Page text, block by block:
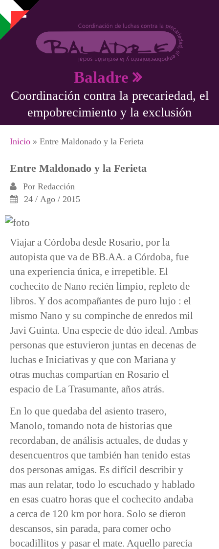
Pasar al contenido principal
Baladre
Coordinación contra la precariedad, el
empobrecimiento y la exclusión
Se encuentra usted aquí
Inicio » Entre Maldonado y la Ferieta
Entre Maldonado y la Ferieta
Por Redacción
24 / Ago / 2015
Viajar a Córdoba desde Rosario, por la
autopista que va de BB.AA. a Córdoba, fue
una experiencia única, e irrepetible. El
cochecito de Nano recién limpio, repleto de
libros. Y dos acompañantes de puro lujo : el
mismo Nano y su compinche de enredos mil
Javi Guinta. Una especie de dúo ideal. Ambas
personas que estuvieron juntas en decenas de
luchas e Iniciativas y que con Mariana y
otras muchas compartían en Rosario el
espacio de La Trasumante, años atrás.
En lo que quedaba del asiento trasero,
Manolo, tomando nota de historias que
recordaban, de análisis actuales, de dudas y
desencuentros que también han tenido estas
dos personas amigas. Es difícil describir y
mas aun relatar, todo lo escuchado y hablado
en esas cuatro horas que el cochecito andaba
a cerca de 120 km por hora. Solo se dieron
descansos, sin parada, para comer ocho
bocadillitos y pasar el mate. Aquello parecía